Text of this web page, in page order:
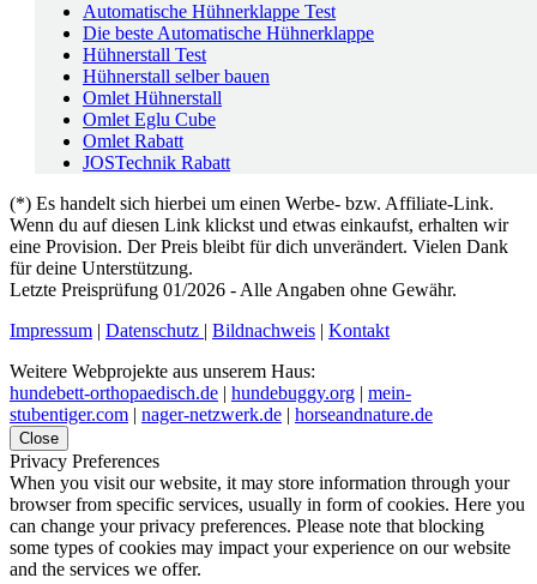
Automatische Hühnerklappe Test
Die beste Automatische Hühnerklappe
Hühnerstall Test
Hühnerstall selber bauen
Omlet Hühnerstall
Omlet Eglu Cube
Omlet Rabatt
JOSTechnik Rabatt
(*) Es handelt sich hierbei um einen Werbe- bzw. Affiliate-Link.
Wenn du auf diesen Link klickst und etwas einkaufst, erhalten wir
eine Provision. Der Preis bleibt für dich unverändert. Vielen Dank
für deine Unterstützung.
Letzte Preisprüfung 01/2026 - Alle Angaben ohne Gewähr.
Impressum | Datenschutz | Bildnachweis | Kontakt
Weitere Webprojekte aus unserem Haus:
hundebett-orthopaedisch.de | hundebuggy.org | mein-
stubentiger.com | nager-netzwerk.de | horseandnature.de
Close
Privacy Preferences
When you visit our website, it may store information through your
browser from specific services, usually in form of cookies. Here you
can change your privacy preferences. Please note that blocking
some types of cookies may impact your experience on our website
and the services we offer.